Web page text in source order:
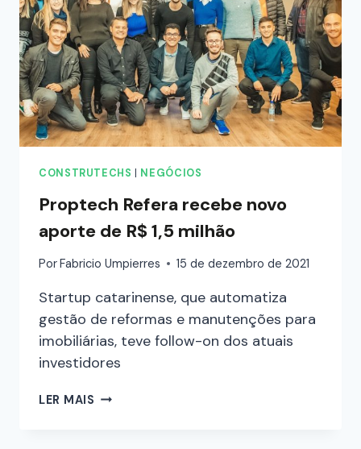
CONSTRUTECHS NEGÓCIOS
Proptech Refera recebe novo
aporte de R$ 1,5 milhão
PorFabricio Umpierres 15 de dezembro de 2021
Startup catarinense, que automatiza
gestão de reformas e manutenções para
imobiliárias, teve follow-on dos atuais
investidores
LER MAIS